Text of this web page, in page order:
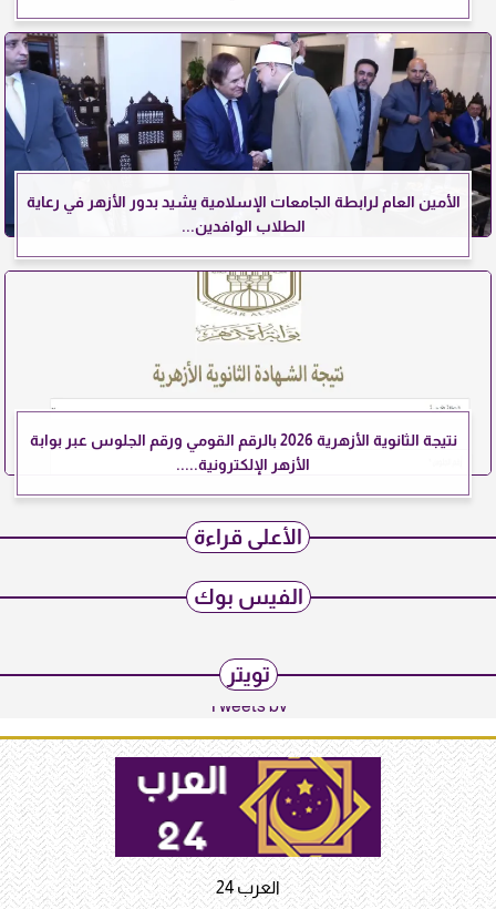
الأمين العام لرابطة الجامعات الإسلامية يشيد بدور الأزهر في رعاية
الطلاب الوافدين...
نتيجة الثانوية الأزهرية 2026 بالرقم القومي ورقم الجلوس عبر بوابة
الأزهر الإلكترونية.....
الأعلى قراءة
الفيس بوك
تويتر
Tweets by
العرب 24